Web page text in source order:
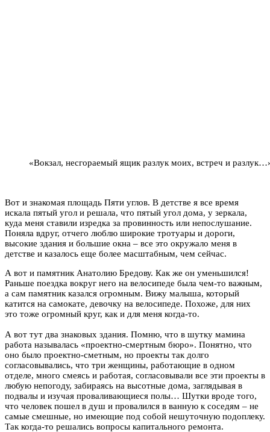
«Вокзал, несгораемый ящик разлук моих, встреч и
Вот и знакомая площадь Пяти углов. В детстве я все время
искала пятый угол и решала, что пятый угол дома, у зеркала,
куда меня ставили изредка за провинность или непослушание.
Поняла вдруг, отчего люблю широкие тротуары и дороги,
высокие здания и большие окна – все это окружало меня в
детстве и казалось еще более масштабным, чем сейчас.
А вот и памятник Анатолию Бредову. Как же он уменьшился!
Раньше поездка вокруг него на велосипеде была чем-то важным,
а сам памятник казался огромным. Вижу малыша, который
катится на самокате, девочку на велосипеде. Похоже, для них
это тоже огромный круг, как и для меня когда-то.
А вот тут два знаковых здания. Помню, что в шутку мамина
работа называлась «проектно-смертным бюро». Понятно, что
оно было проектно-сметным, но проекты так долго
согласовывались, что три женщины, работающие в одном
отделе, много смеясь и работая, согласовывали все эти проекты в
любую непогоду, забираясь на высотные дома, заглядывая в
подвалы и изучая проваливающиеся полы… Шутки вроде того,
что человек пошел в душ и провалился в ванную к соседям – не
самые смешные, но имеющие под собой нешуточную подоплеку.
Так когда-то решались вопросы капитального ремонта.